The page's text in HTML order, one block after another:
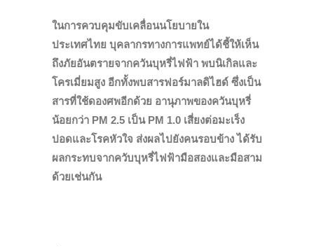
ในการควบคุมขับเคลื่อนนโยบายใน
ประเทศไทย บุคลากรทางการแพทย์ได้ชี้ให้เห็น
ถึงภัยอันตรายจากควันบุหรี่ไฟฟ้า พบนิเกิลและ
โครเมี่ยมสูง อีกทั้งพบสารฟอร์มาลดิไฮด์ ซึ่งเป็น
สารที่ใช้ดองศพอีกด้วย อานุภาพของควันบุหรี่
น้อยกว่า PM 2.5 เป็น PM 1.0 เสี่ยงต่อมะเร็ง
ปอดและโรคหัวใจ ส่งผลไปยังคนรอบข้าง ได้รับ
ผลกระทบจากควับบุหรี่ไฟฟ้ามือสองและมือสาม
ด้วยเช่นกัน